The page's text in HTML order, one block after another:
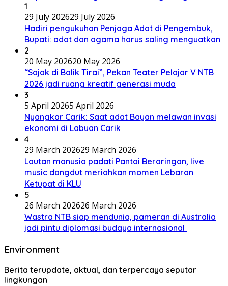
1
29 July 202629 July 2026
Hadiri pengukuhan Penjaga Adat di Pengembuk,
Bupati: adat dan agama harus saling menguatkan
2
20 May 202620 May 2026
“Sajak di Balik Tirai”, Pekan Teater Pelajar V NTB
2026 jadi ruang kreatif generasi muda
3
5 April 20265 April 2026
Nyangkar Carik: Saat adat Bayan melawan invasi
ekonomi di Labuan Carik
4
29 March 202629 March 2026
Lautan manusia padati Pantai Beraringan, live
music dangdut meriahkan momen Lebaran
Ketupat di KLU
5
26 March 202626 March 2026
Wastra NTB siap mendunia, pameran di Australia
jadi pintu diplomasi budaya internasional
Environment
Berita terupdate, aktual, dan terpercaya seputar
lingkungan